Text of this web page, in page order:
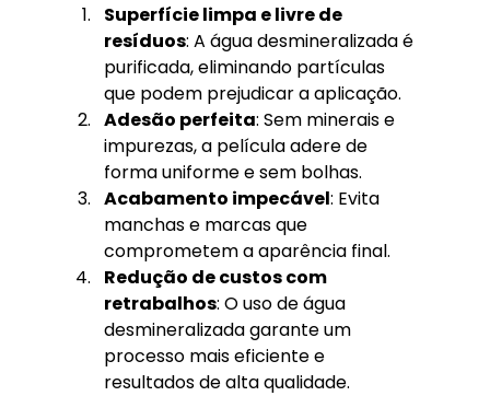
Superfície limpa e livre de
resíduos: A água desmineralizada é
purificada, eliminando partículas
que podem prejudicar a aplicação.
Adesão perfeita: Sem minerais e
impurezas, a película adere de
forma uniforme e sem bolhas.
Acabamento impecável: Evita
manchas e marcas que
comprometem a aparência final.
Redução de custos com
retrabalhos: O uso de água
desmineralizada garante um
processo mais eficiente e
resultados de alta qualidade.